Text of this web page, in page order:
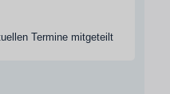
Termine mitgeteilt